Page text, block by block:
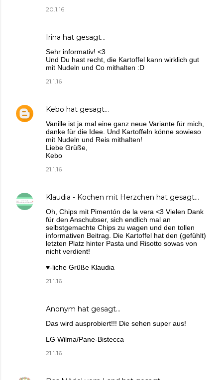
20.1.16
Irina hat gesagt…
Sehr informativ! <3
Und Du hast recht, die Kartoffel kann wirklich gut
mit Nudeln und Co mithalten :D
21.1.16
Kebo hat gesagt…
Vanille ist ja mal eine ganz neue Variante für mich,
danke für die Idee. Und Kartoffeln könne sowieso
mit Nudeln und Reis mithalten!
Liebe Grüße,
Kebo
21.1.16
Klaudia - Kochen mit Herzchen hat gesagt…
Oh, Chips mit Pimentón de la vera <3 Vielen Dank
für den Anschubser, sich endlich mal an
selbstgemachte Chips zu wagen und den tollen
informativen Beitrag. Die Kartoffel hat den (gefühlt)
letzten Platz hinter Pasta und Risotto sowas von
nicht verdient!
♥-liche Grüße Klaudia
21.1.16
Anonym hat gesagt…
Das wird ausprobiert!!! Die sehen super aus!
LG Wilma/Pane-Bistecca
21.1.16